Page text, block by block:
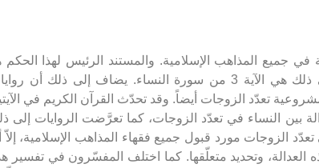
في جميع المذاهب الإسلامية. والمستند الرئيس لهذا الحكم
القرآن الكريم، وأهمّ آية في الدلالة على ذلك هي الآية 3 من سورة النساء. يضاف إلى ذلك أن
تعدّد الزوجات أيضاً. وقد تحدّث القرآن الكريم في
بين النساء في تعدّد الزوجات، كما تعرَّضت الروايات إلى
الزوجات مورد قبول جميع فقهاء المذاهب الإسلامية، إلاّ
العدالة، وتحديد متعلّقها. كما اختلف المفسّرون في تفسير